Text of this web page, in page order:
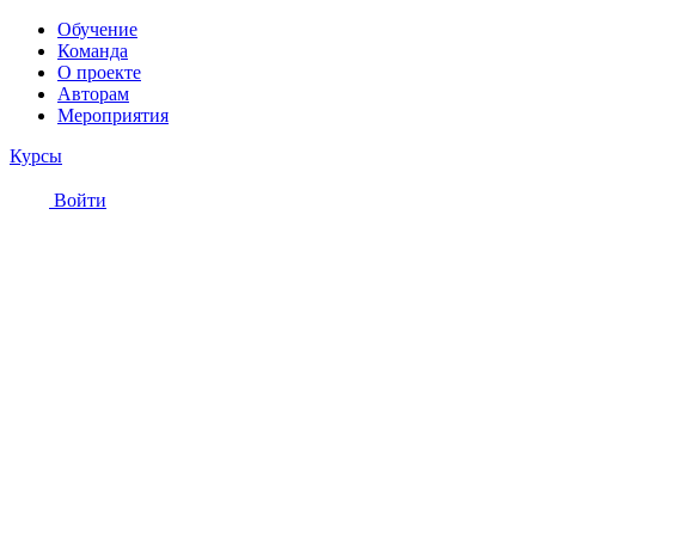
Обучение
Команда
О проекте
Авторам
Мероприятия
Курсы
Войти